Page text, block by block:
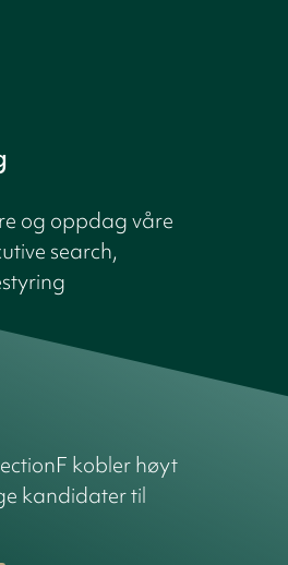
og oppdag våre
search,
kobler høyt
kandidater til